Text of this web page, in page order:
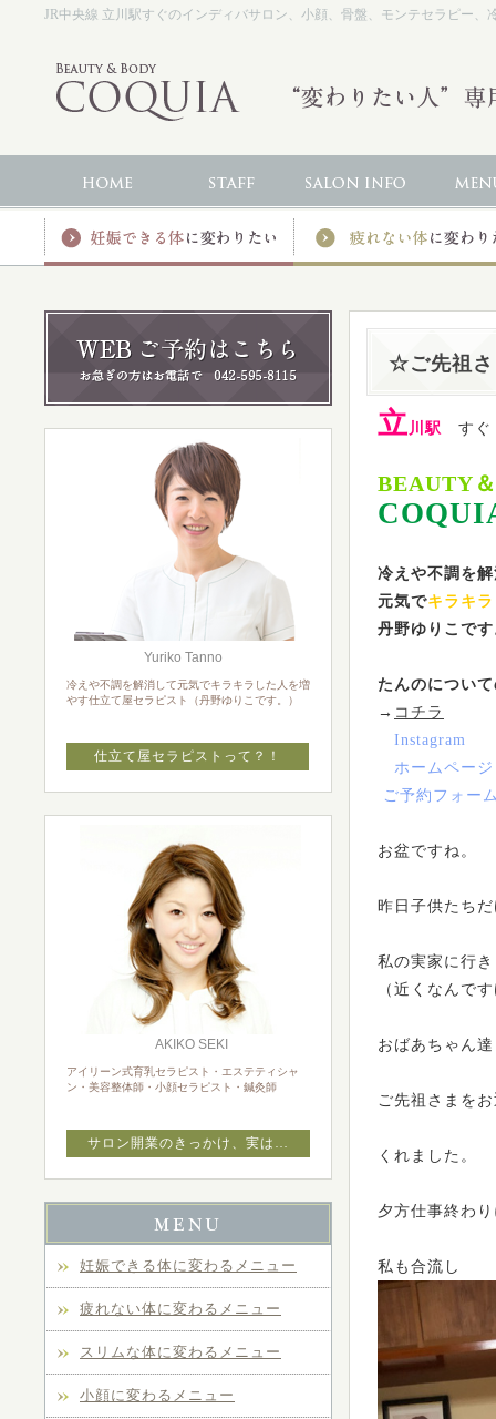
JR中央線 立川駅すぐのインディバサロン、小顔、骨盤、モンテセラピー
Yuriko Tanno
冷えや不調を解消して元気でキラキラした人を増
やす仕立て屋セラピスト（丹野ゆりこです。）
仕立て屋セラピストって？！
AKIKO SEKI
アイリーン式育乳セラピスト・エステティシャ
ン・美容整体師・小顔セラピスト・鍼灸師
サロン開業のきっかけ、実は…
妊娠できる体に変わるメニュー
疲れない体に変わるメニュー
スリムな体に変わるメニュー
小顔に変わるメニュー
☆ご先祖さ
立 川駅 す
BEAUTY
冷えや不調を
元気でキラキ
丹野ゆりこで
たんのについ
→ コチラ
Instagram
ホームページ
ご予約フォー
お盆ですね。
昨日子供たち
私の実家に行き
（近くなんで
おばあちゃん
ご先祖さまを
くれました。
夕方仕事終わ
私も合流し